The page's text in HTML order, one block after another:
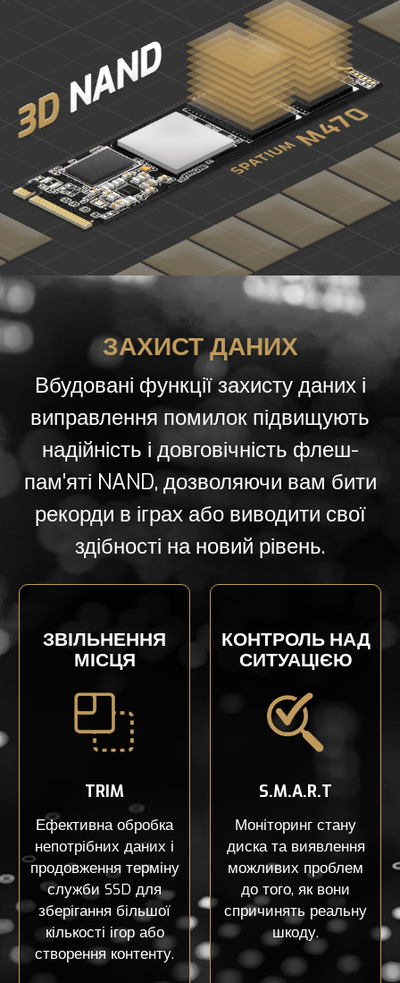
ЗАХИСТ ДАНИХ
Вбудовані функції захисту даних і
виправлення помилок підвищують
надійність і довговічність флеш-
пам'яті NAND, дозволяючи вам бити
рекорди в іграх або виводити свої
здібності на новий рівень.
ЗВІЛЬНЕННЯ
МІСЦЯ
TRIM
Ефективна обробка
непотрібних даних і
продовження терміну
служби SSD для
зберігання більшої
кількості ігор або
створення контенту.
КОНТРОЛЬ НАД
СИТУАЦІЄЮ
S.M.A.R.T
Моніторинг стану
диска та виявлення
можливих проблем
до того, як вони
спричинять реальну
шкоду.